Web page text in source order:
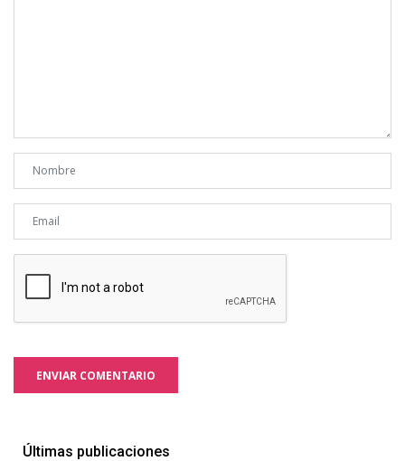
ENVIAR COMENTARIO
Últimas publicaciones